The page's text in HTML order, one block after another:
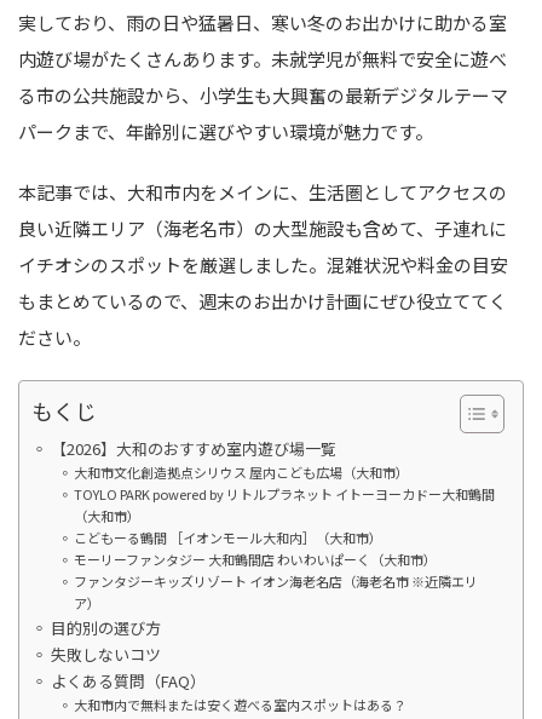
実しており、雨の日や猛暑日、寒い冬のお出かけに助かる室
内遊び場がたくさんあります。未就学児が無料で安全に遊べ
る市の公共施設から、小学生も大興奮の最新デジタルテーマ
パークまで、年齢別に選びやすい環境が魅力です。
本記事では、大和市内をメインに、生活圏としてアクセスの
良い近隣エリア（海老名市）の大型施設も含めて、子連れに
イチオシのスポットを厳選しました。混雑状況や料金の目安
もまとめているので、週末のお出かけ計画にぜひ役立ててく
ださい。
もくじ
【2026】大和のおすすめ室内遊び場一覧
大和市文化創造拠点シリウス 屋内こども広場（大和市）
TOYLO PARK powered by リトルプラネット イトーヨーカドー大和鶴間
（大和市）
こどもーる鶴間 ［イオンモール大和内］（大和市）
モーリーファンタジー 大和鶴間店 わいわいぱーく（大和市）
ファンタジーキッズリゾート イオン海老名店（海老名市 ※近隣エリ
ア）
目的別の選び方
失敗しないコツ
よくある質問（FAQ）
大和市内で無料または安く遊べる室内スポットはある？